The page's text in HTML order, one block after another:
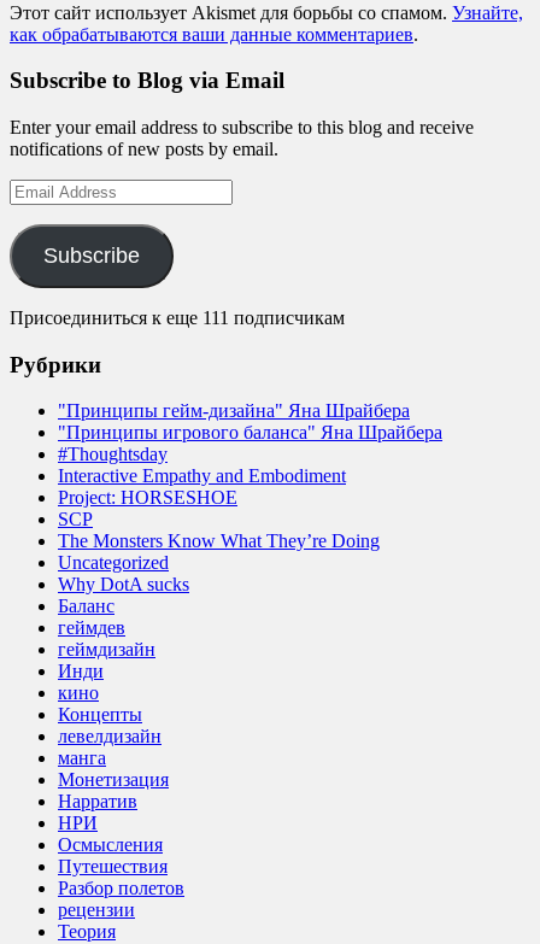
Этот сайт использует Akismet для борьбы со спамом. Узнайте,
как обрабатываются ваши данные комментариев.
Subscribe to Blog via Email
Enter your email address to subscribe to this blog and receive
notifications of new posts by email.
Email
Address
Subscribe
Присоединиться к еще 111 подписчикам
Рубрики
"Принципы гейм-дизайна" Яна Шрайбера
"Принципы игрового баланса" Яна Шрайбера
#Thoughtsday
Interactive Empathy and Embodiment
Project: HORSESHOE
SCP
The Monsters Know What They’re Doing
Uncategorized
Why DotA sucks
Баланс
геймдев
геймдизайн
Инди
кино
Концепты
левелдизайн
манга
Монетизация
Нарратив
НРИ
Осмысления
Путешествия
Разбор полетов
рецензии
Теория